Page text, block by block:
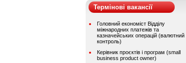
Термінові вакансії
Головний економіст Відділу
міжнародних платежів та
казначейських операцій (валютний
контроль)
Керівник проєктів і програм (small
business product owner)